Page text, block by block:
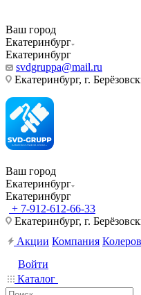
Ваш город
Екатеринбург
Екатеринбург
svdgruppa@mail.ru
Екатеринбург, г.
Ваш город
Екатеринбург
Екатеринбург
+ 7-912-612-66-33
Екатеринбург, г.
Акции Компания
Войти
Каталог